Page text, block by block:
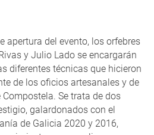
apertura del evento, los orfebres
y Julio Lado se encargarán
diferentes técnicas que hicieron
de los oficios artesanales y de
Se trata de dos
galardonados con el
de Galicia 2020 y 2016,